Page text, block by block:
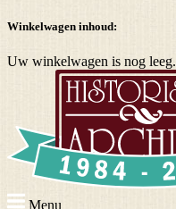
Winkelwagen inhoud:
Uw winkelwagen is nog leeg.
Menu